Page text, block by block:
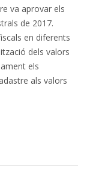
va aprovar els
de 2017.
en diferents
dels valors
els
als valors